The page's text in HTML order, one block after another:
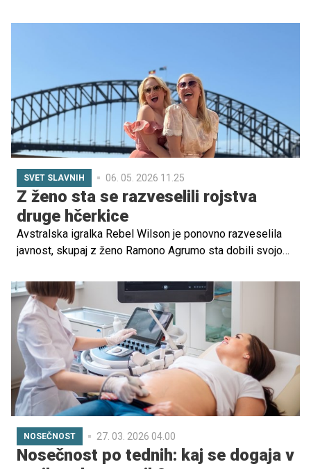
SVET SLAVNIH 06. 05. 2026 11.25
Z ženo sta se razveselili rojstva
druge hčerkice
Avstralska igralka Rebel Wilson je ponovno razveselila
javnost, skupaj z ženo Ramono Agrumo sta dobili svojo
NOSEČNOST 27. 03. 2026 04.00
Nosečnost po tednih: kaj se dogaja v